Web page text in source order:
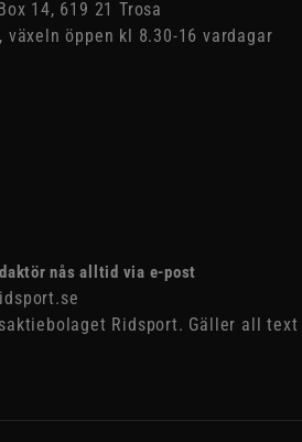
14, 619 21 Trosa
växeln öppen kl 8.30-16 vardagar
nås alltid via e-post
Ridsport. Gäller all text